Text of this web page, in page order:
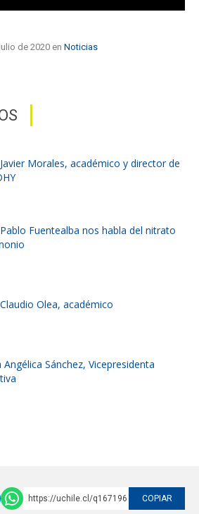
de 2020 en Noticias
Morales, académico y director de
Fuentealba nos habla del nitrato
Olea, académico
Angélica Sánchez, Vicepresidenta
https://uchile.cl/q167196 COPIAR